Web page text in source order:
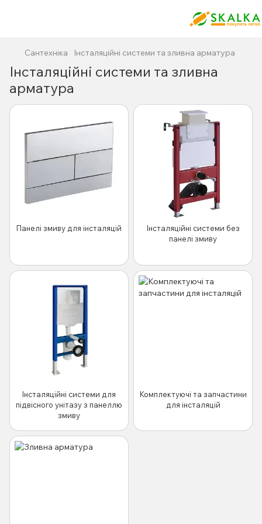
Сантехніка Інсталяційні системи та зливна арматура
Інсталяційні системи та зливна
арматура
Панелі змиву для інсталяцій
Інсталяційні системи без
панелі змиву
Інсталяційні системи для
підвісного унітазу з панеллю
змиву
Комплектуючі та запчастини
для інсталяцій